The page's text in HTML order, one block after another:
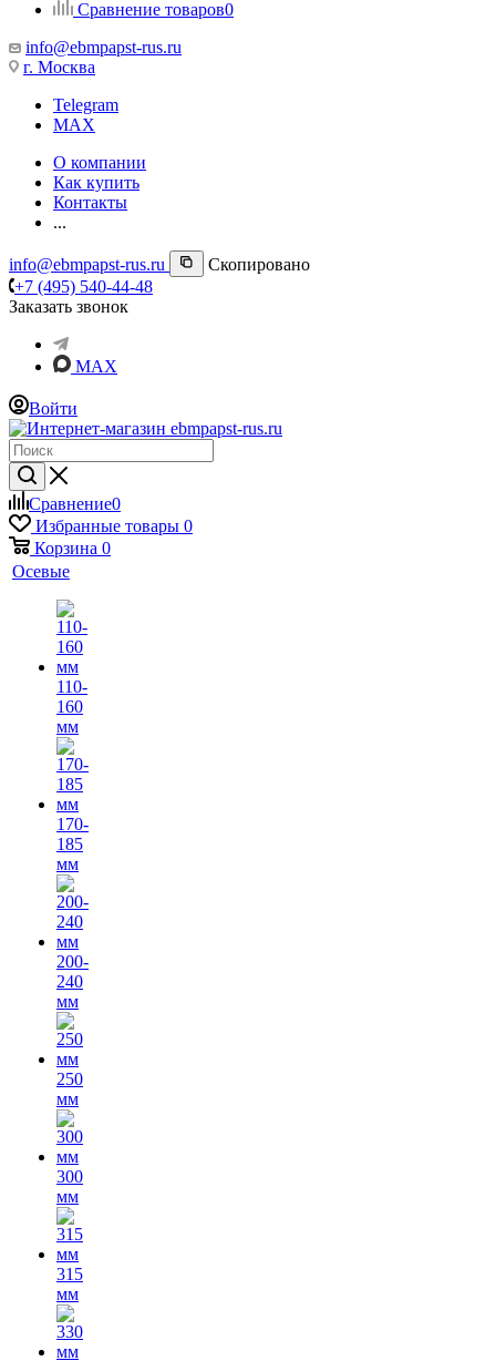
Сравнение товаров0
info@ebmpapst-rus.ru
г. Москва
Telegram
MAX
О компании
Как купить
Контакты
...
info@ebmpapst-rus.ru
Скопировано
+7 (495) 540-44-48
Заказать звонок
MAX
Войти
Сравнение0
Избранные товары 0
Корзина 0
Осевые
110-
160
мм
170-
185
мм
200-
240
мм
250
мм
300
мм
315
мм